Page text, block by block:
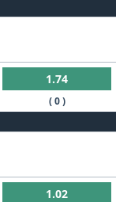
1.74
( 0 )
1.02